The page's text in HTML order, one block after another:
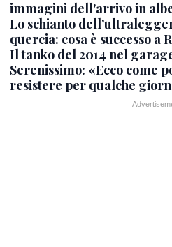
immagini dell'arrivo in
Lo schianto
quercia: cosa è successo a
Il tanko del 2014 nel
Serenissimo: «Ecco come
resistere per qualche